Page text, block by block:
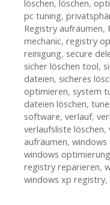
löschen, löschen,
pc tuning,
Registry aufräumen,
mechanic, registry
reinigung, secure
sicher löschen tool,
dateien, sicheres
optimieren, system
dateien löschen,
software, verlauf,
verlaufsliste löschen,
aufräumen,
windows optimierung
registry reparieren,
windows xp registry,